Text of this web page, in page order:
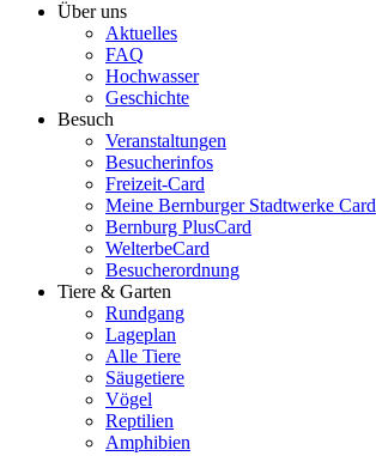
Über uns
Aktuelles
FAQ
Hochwasser
Geschichte
Besuch
Veranstaltungen
Besucherinfos
Freizeit-Card
Meine Bernburger Stadtwerke Card
Bernburg PlusCard
WelterbeCard
Besucherordnung
Tiere & Garten
Rundgang
Lageplan
Alle Tiere
Säugetiere
Vögel
Reptilien
Amphibien